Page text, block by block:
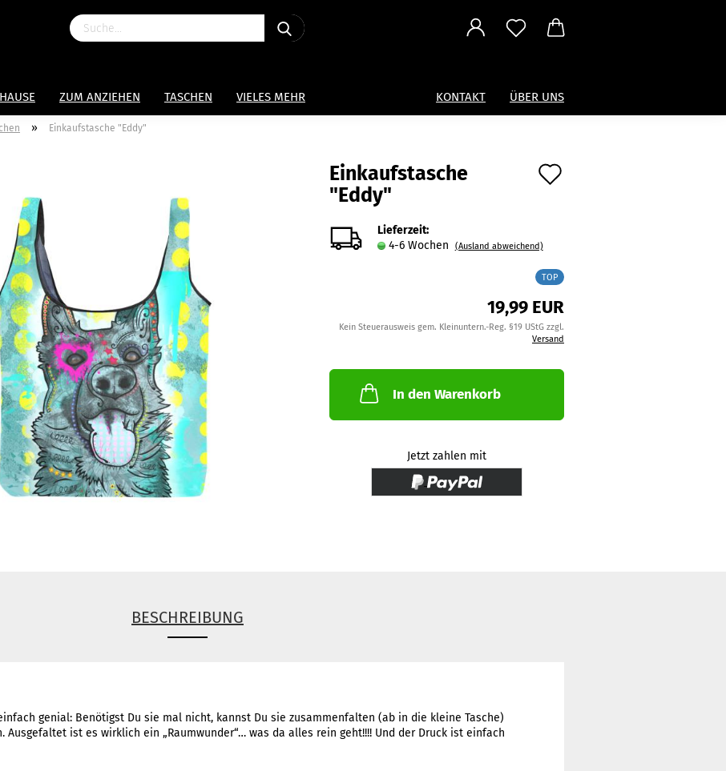
ZUM ANZIEHEN TASCHEN VIELES MEHR KONTAKT ÜBER UNS
» Einkaufstasche "Eddy"
Einkaufstasche
"Eddy"
Lieferzeit:
4-6 Wochen
(Ausland abweichend)
TOP
19,99 EUR
Kein Steuerausweis gem. Kleinuntern.-Reg. §19 UStG zzgl.
Versand
In den Warenkorb
Jetzt zahlen mit
BESCHREIBUNG
genial: Benötigst Du sie mal nicht, kannst Du sie zusammenfalten (ab in die kleine Tasche)
Ausgefaltet ist es wirklich ein „Raumwunder“… was da alles rein geht!!!! Und der Druck ist einfach